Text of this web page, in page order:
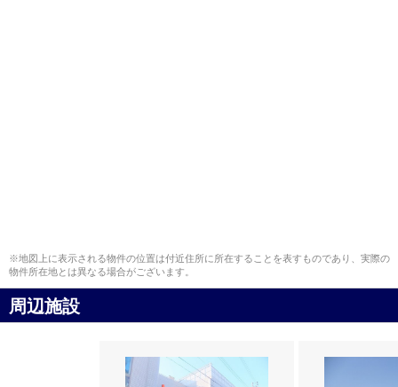
※地図上に表示される物件の位置は付近住所に所在することを表すものであり、実際の
物件所在地とは異なる場合がございます。
周辺施設